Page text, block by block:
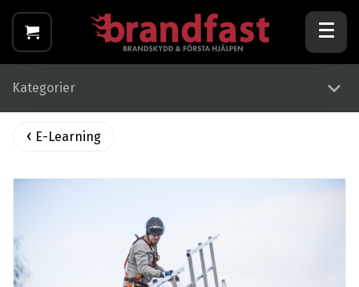
Kategorier
E-Learning